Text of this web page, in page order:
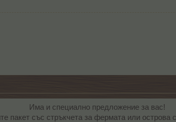
Има и специално предложение за вас!
пакет със стръкчета за фермата или острова